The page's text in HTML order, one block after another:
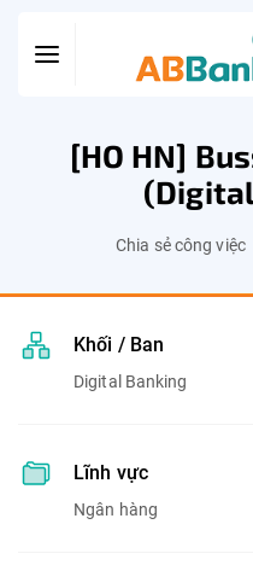
[HO HN]
Chia sẻ công việc
Khối / Ban
Digital Banking
Lĩnh vực
Ngân hàng